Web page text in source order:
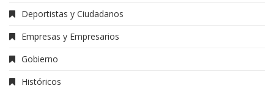
Deportistas y Ciudadanos
Empresas y Empresarios
Gobierno
Históricos